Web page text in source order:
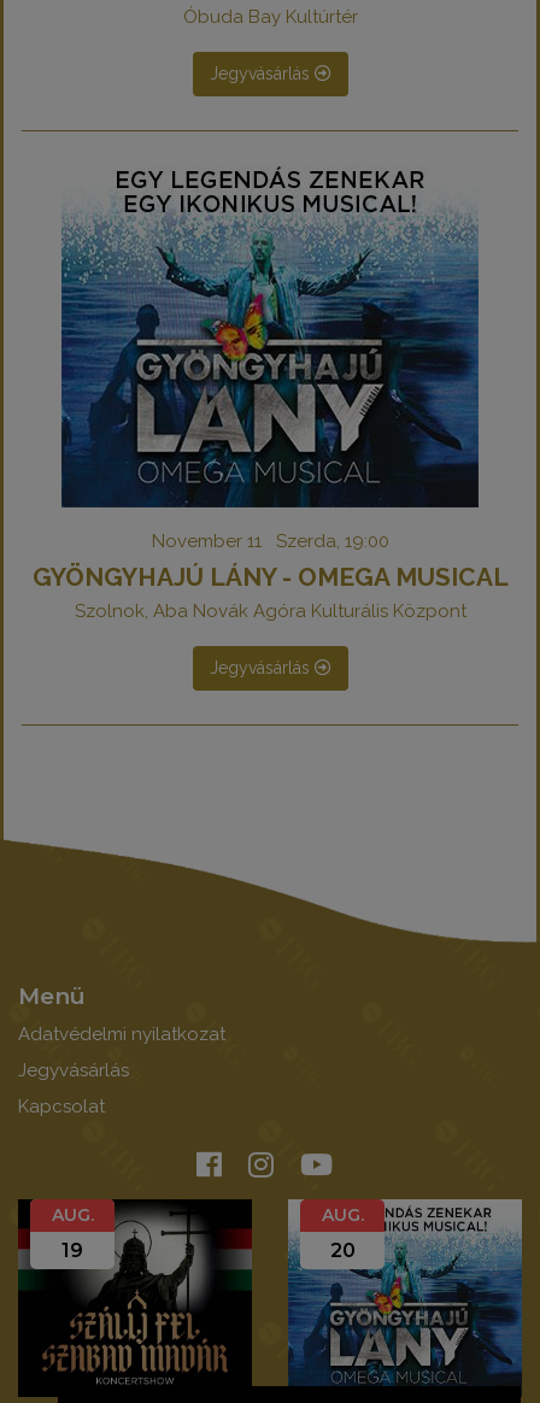
Óbuda Bay Kultúrtér
Jegyvásárlás
November 11 Szerda, 19:00
GYÖNGYHAJÚ LÁNY - OMEGA MUSICAL
Szolnok, Aba Novák Agóra Kulturális Központ
Jegyvásárlás
Menü
Adatvédelmi nyilatkozat
Jegyvásárlás
Kapcsolat
AUG.
19
AUG.
20